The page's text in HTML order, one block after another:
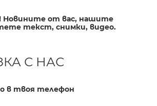
Новините от вас, нашите
текст, снимки, видео.
С НАС
в твоя телефон